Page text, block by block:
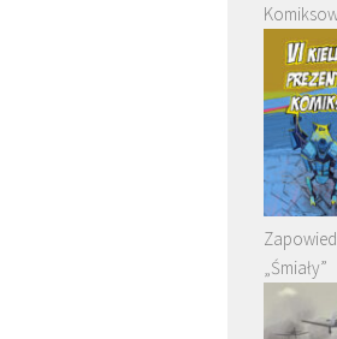
„Śmiały”